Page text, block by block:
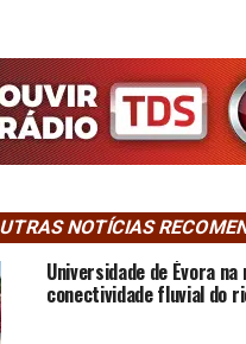
NOTÍCIAS
Universidade de Évora
conectividade fluvial do